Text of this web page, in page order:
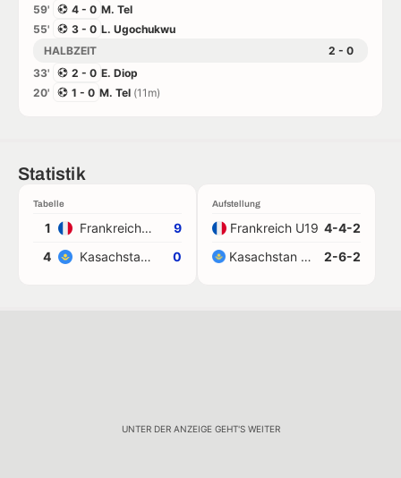
59'
4 - 0 M. Tel
55'
3 - 0 L. Ugochukwu
HALBZEIT
2 - 0
33'
2 - 0 E. Diop
20'
1 - 0 M. Tel (11m)
Statistik
Tabelle
1 Frankreich U19
9
4
Kasachstan U19 0
Aufstellung
Frankreich U19 4-4-2
Kasachstan U19
2-6-2
UNTER DER ANZEIGE GEHT'S WEITER